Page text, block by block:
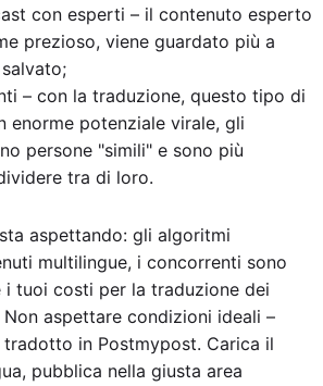
con esperti – il contenuto esperto
prezioso, viene guardato più a
– con la traduzione, questo tipo di
enorme potenziale virale, gli
persone "simili" e sono più
tra di loro.
aspettando: gli algoritmi
multilingue, i concorrenti sono
i tuoi costi per la traduzione dei
aspettare condizioni ideali –
in Postmypost. Carica il
pubblica nella giusta area